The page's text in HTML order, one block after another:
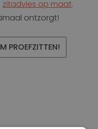
zitadvies op maat.
ontzorgt!
PROEFZITTEN!